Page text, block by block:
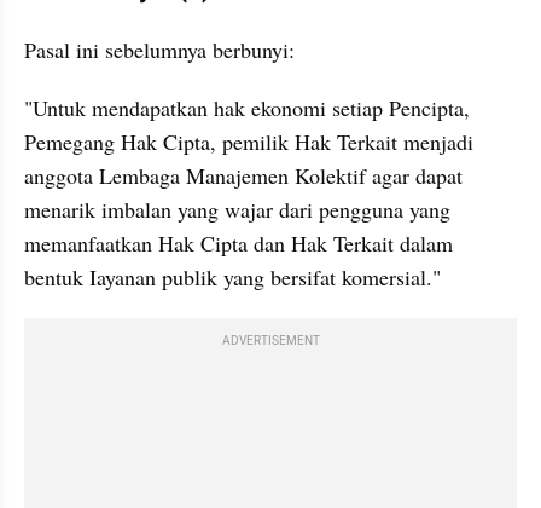
Pasal ini sebelumnya berbunyi:
"Untuk mendapatkan hak ekonomi setiap Pencipta,
Pemegang Hak Cipta, pemilik Hak Terkait menjadi
anggota Lembaga Manajemen Kolektif agar dapat
menarik imbalan yang wajar dari pengguna yang
memanfaatkan Hak Cipta dan Hak Terkait dalam
bentuk Iayanan publik yang bersifat komersial."
ADVERTISEMENT